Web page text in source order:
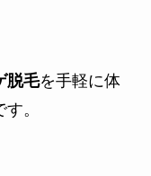
脱毛を手軽に体
。